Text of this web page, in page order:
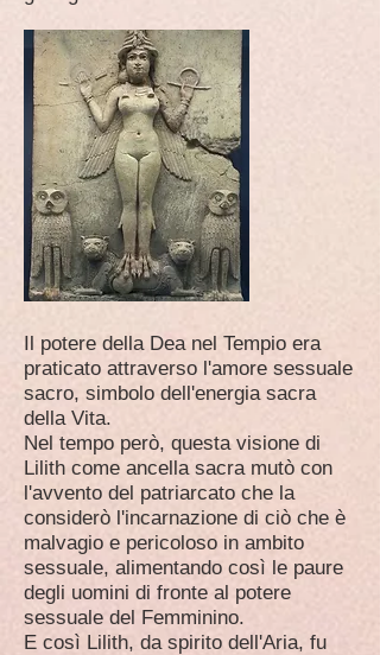
Il potere della Dea nel Tempio era
praticato attraverso l'amore sessuale
sacro, simbolo dell'energia sacra
della Vita.
Nel tempo però, questa visione di
Lilith come ancella sacra mutò con
l'avvento del patriarcato che la
considerò l'incarnazione di ciò che è
malvagio e pericoloso in ambito
sessuale, alimentando così le paure
degli uomini di fronte al potere
sessuale del Femminino.
E così Lilith, da spirito dell'Aria, fu